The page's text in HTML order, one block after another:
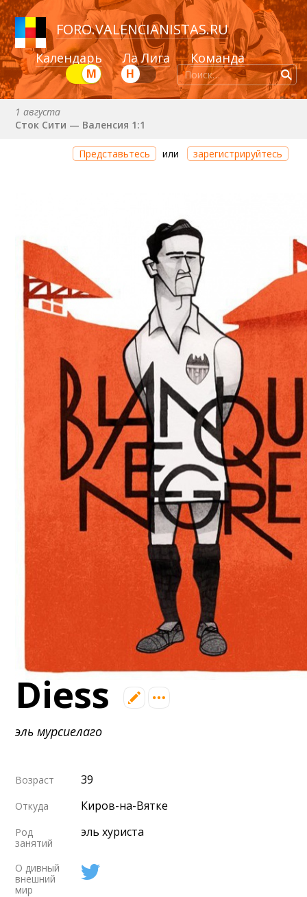
FORO.VALENCIANISTAS.RU
Календарь Ла Лига Команда
Н
М
1 августа
Сток Сити — Валенсия 1:1
Через 2 дня 9 часов 39 минут
Валенсия — Ньюкасл
Валенсия — Бетис
30 августа (вс) в 19:30 (исп)
Депортиво — Валенсия
6 сентября (вс) в 16:15 (исп)
Валенсия — Барселона
примерно 13 сентября
Севилья — Валенсия
примерно 16 сентября
Алавес — Валенсия
примерно 20 сентября
Валенсия — Реал Сосьедад
примерно 11 октября
Расинг — Валенсия
примерно 18 октября
Валенсия — Атлетик
Представьтесь или зарегистрируйтесь
Diess
эль мурсиелаго
Возраст 39
Откуда Киров-на-Вятке
Род
занятий
эль хуриста
О дивный
внешний
мир